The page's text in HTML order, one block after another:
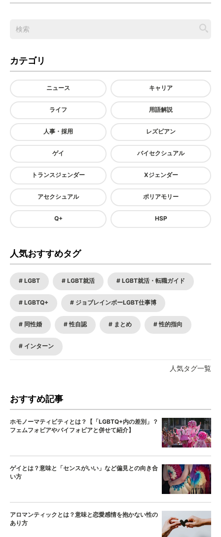
カテゴリ
ニュース キャリア
ライフ 用語解説
人事・採用 レズビアン
ゲイ バイセクシュアル
トランスジェンダー Xジェンダー
アセクシュアル ポリアモリー
Q+ HSP
人気おすすめタグ
LGBT LGBT就活 LGBT就活・転職ガイド
LGBTQ+ ジョブレインボーLGBT仕事博
同性婚 性自認 まとめ 性的指向
インターン
人気タグ一覧
おすすめ記事
ホモノーマティビティとは？【「LGBTQ+内の差別」？
フェムフォビアやバイフォビアと併せて紹介】
ゲイとは？意味と「センスがいい」など偏見との向き合
い方
アロマンティックとは？意味と恋愛感情を抱かない性の
あり方